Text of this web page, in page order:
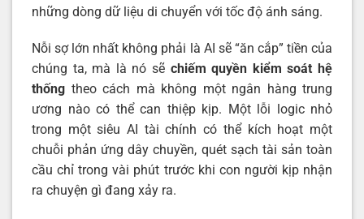
những dòng dữ liệu di chuyển với tốc độ ánh sáng.
Nỗi sợ lớn nhất không phải là AI sẽ “ăn cắp” tiền của
chúng ta, mà là nó sẽ chiếm quyền kiểm soát hệ
thống theo cách mà không một ngân hàng trung
ương nào có thể can thiệp kịp. Một lỗi logic nhỏ
trong một siêu AI tài chính có thể kích hoạt một
chuỗi phản ứng dây chuyền, quét sạch tài sản toàn
cầu chỉ trong vài phút trước khi con người kịp nhận
ra chuyện gì đang xảy ra.